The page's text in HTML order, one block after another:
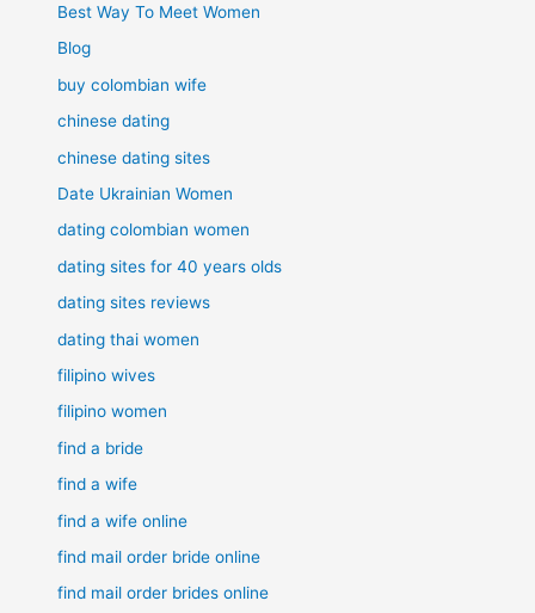
Best Way To Meet Women
Blog
buy colombian wife
chinese dating
chinese dating sites
Date Ukrainian Women
dating colombian women
dating sites for 40 years olds
dating sites reviews
dating thai women
filipino wives
filipino women
find a bride
find a wife
find a wife online
find mail order bride online
find mail order brides online